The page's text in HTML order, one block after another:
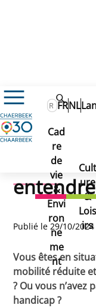
FRNL
Cad
re
de
vie
&
Envi
ron
ne
me
nt
Cult
ure
&
Lois
irs
Actualités
Accessibilité des
– faites
voix !
Publié le 29/10/2024
Vous êtes en
mobilité réduite
? Ou vous
handicap ?